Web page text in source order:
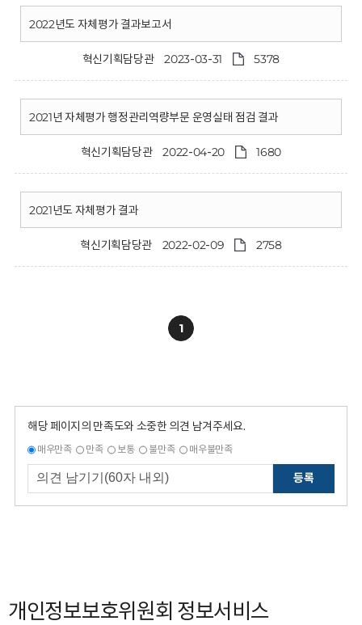
2022년도 자체평가 결과보고서
혁신기획담당관 2023-03-31 5378
2021년 자체평가 행정관리역량부문 운영실태 점검 결과
혁신기획담당관 2022-04-20 1680
2021년도 자체평가 결과
혁신기획담당관 2022-02-09 2758
1
해당 페이지의 만족도와 소중한 의견 남겨주세요.
매우만족 만족 보통 불만족 매우불만족
등록
개인정보보호위원회 정보서비스